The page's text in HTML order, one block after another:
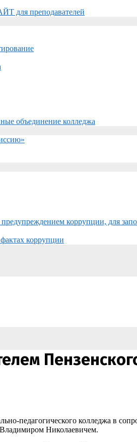
для преподавателей
объединение колледжа
коррупции, для
коррупции
педагогического колледжа в
Николаевичем.